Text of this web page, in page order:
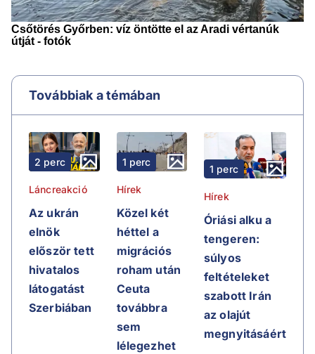
Továbbiak a témában
2 perc
Láncreakció
Az ukrán
elnök
először tett
hivatalos
látogatást
Szerbiában
1 perc
Hírek
Közel két
héttel a
migrációs
roham után
Ceuta
továbbra
sem
lélegezhet
1 perc
Hírek
Óriási alku a
tengeren:
súlyos
feltételeket
szabott Irán
az olajút
megnyitásáért